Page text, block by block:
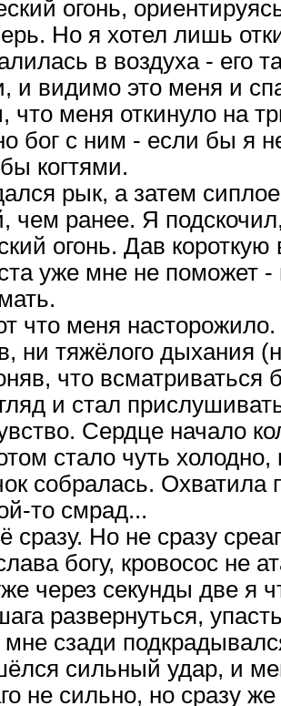
огонь,
Но я хотел лишь
в воздуха - его
и видимо это меня и
что меня откинуло на
бог с ним - если бы я
когтями.
рык, а затем
чем ранее. Я
огонь. Дав короткую
уже мне не поможет
что меня
ни тяжёлого дыхания
что всматриваться
и стал
Сердце начало
стало чуть холодно,
собралась.
то смрад...
сразу. Но не сразу
богу, кровосос не
через секунды две я
развернуться,
мне сзади
сильный удар, и
не сильно, но сразу